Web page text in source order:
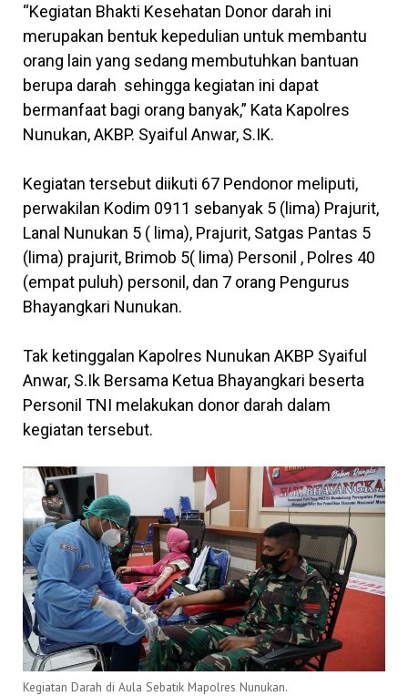
“Kegiatan Bhakti Kesehatan Donor darah ini
merupakan bentuk kepedulian untuk membantu
orang lain yang sedang membutuhkan bantuan
berupa darah sehingga kegiatan ini dapat
bermanfaat bagi orang banyak,” Kata Kapolres
Nunukan, AKBP. Syaiful Anwar, S.IK.
Kegiatan tersebut diikuti 67 Pendonor meliputi,
perwakilan Kodim 0911 sebanyak 5 (lima) Prajurit,
Lanal Nunukan 5 ( lima), Prajurit, Satgas Pantas 5
(lima) prajurit, Brimob 5( lima) Personil , Polres 40
(empat puluh) personil, dan 7 orang Pengurus
Bhayangkari Nunukan.
Tak ketinggalan Kapolres Nunukan AKBP Syaiful
Anwar, S.Ik Bersama Ketua Bhayangkari beserta
Personil TNI melakukan donor darah dalam
kegiatan tersebut.
Kegiatan Darah di Aula Sebatik Mapolres Nunukan.